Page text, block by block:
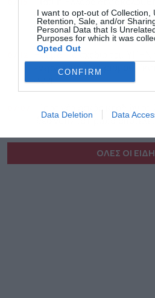
I want to opt-out of Collection,
Retention, Sale, and/or
Personal Data that Is
Purposes for which it was
Opted Out
CONFIRM
Data Deletion Data
ασφάλιστρα περιουσίας, τα
και των πυρκαγιών
Ρεύμα: Το σχέδιο του ΥΠΕΝ
ενεργειακού τουρισμού,
φέσι
Προς νέο ρεκόρ κερδών το
δείχνουν τα πρώτα
ΟΛΕΣ ΟΙ